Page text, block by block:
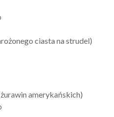
ciasta na strudel)
amerykańskich)